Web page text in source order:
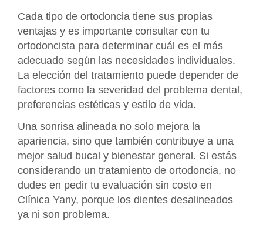
Cada tipo de ortodoncia tiene sus propias
ventajas y es importante consultar con tu
ortodoncista para determinar cuál es el más
adecuado según las necesidades individuales.
La elección del tratamiento puede depender de
factores como la severidad del problema dental,
preferencias estéticas y estilo de vida.
Una sonrisa alineada no solo mejora la
apariencia, sino que también contribuye a una
mejor salud bucal y bienestar general. Si estás
considerando un tratamiento de ortodoncia, no
dudes en pedir tu evaluación sin costo en
Clínica Yany, porque los dientes desalineados
ya ni son problema.